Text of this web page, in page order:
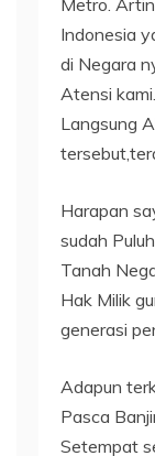
Metro.
Indonesia
di Negara
Atensi
Langsung
Harapan
sudah
Tanah
Hak Milik
generasi
Adapun
Pasca
Setempat